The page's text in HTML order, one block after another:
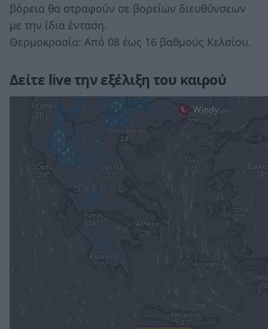
βόρεια θα στραφούν σε βορείων διευθύνσεων
με την ίδια ένταση.
Θερμοκρασία: Από 08 έως 16 βαθμούς Κελσίου.
Δείτε live την εξέλιξη του καιρού